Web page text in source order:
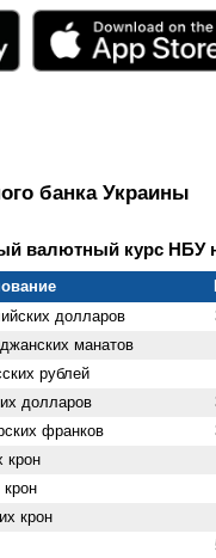
банка Украины
валютный курс НБУ
долларов
манатов
рублей
долларов
франков
крон
крон
крон